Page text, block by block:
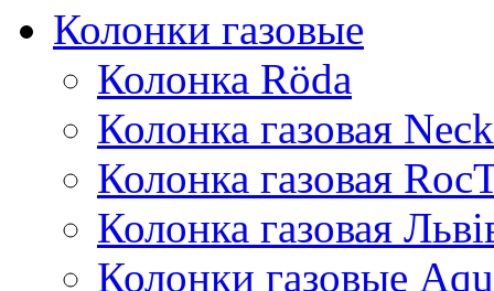
Колонки газовые
Колонка Rӧda
Колонка газовая
Колонка газовая
Колонка газовая
Колонки газовые